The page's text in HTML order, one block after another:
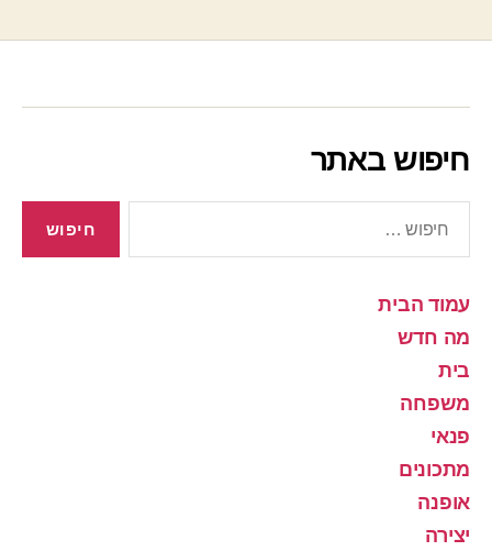
חיפוש באתר
עמוד הבית
מה חדש
בית
משפחה
פנאי
מתכונים
אופנה
יצירה